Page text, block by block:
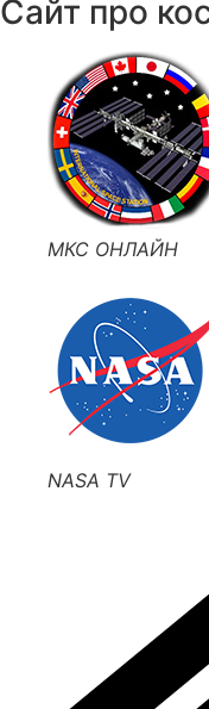
Сайт про
МКС ОНЛАЙН
NASA TV